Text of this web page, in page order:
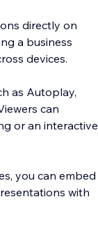
directly on
a business
devices.
as Autoplay,
can
or an interactive
you can embed
with